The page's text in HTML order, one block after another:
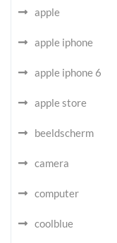
apple
apple iphone
apple iphone 6
apple store
beeldscherm
camera
computer
coolblue